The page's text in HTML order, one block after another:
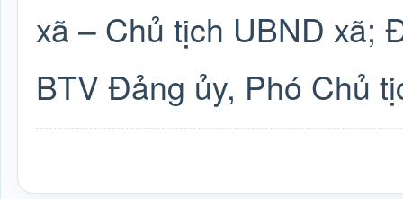
xã – Chủ tịch UBND xã;
BTV Đảng ủy, Phó Chủ